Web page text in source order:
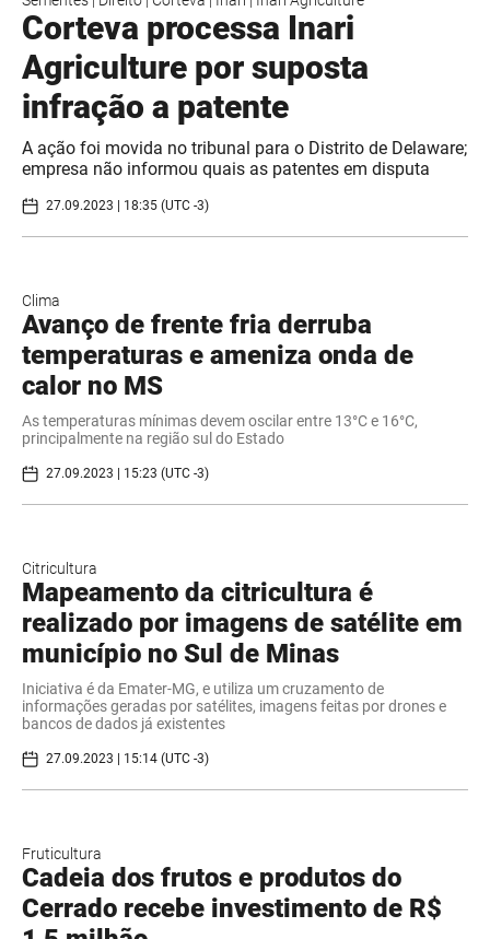
Corteva processa Inari
Agriculture por suposta
infração a patente
A ação foi movida no tribunal para o Distrito de Delaware;
empresa não informou quais as patentes em disputa
27.09.2023 | 18:35 (UTC -3)
Clima
Avanço de frente fria derruba
temperaturas e ameniza onda de
calor no MS
As temperaturas mínimas devem oscilar entre 13°C e 16°C,
principalmente na região sul do Estado
27.09.2023 | 15:23 (UTC -3)
Citricultura
Mapeamento da citricultura é
realizado por imagens de satélite em
município no Sul de Minas
Iniciativa é da Emater-MG, e utiliza um cruzamento de
informações geradas por satélites, imagens feitas por drones e
bancos de dados já existentes
27.09.2023 | 15:14 (UTC -3)
Fruticultura
Cadeia dos frutos e produtos do
Cerrado recebe investimento de R$